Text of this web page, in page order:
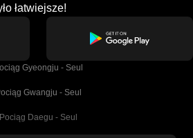
łatwiejsze!
Gyeongju - Seul
Gwangju - Seul
Pociąg Daegu - Seul